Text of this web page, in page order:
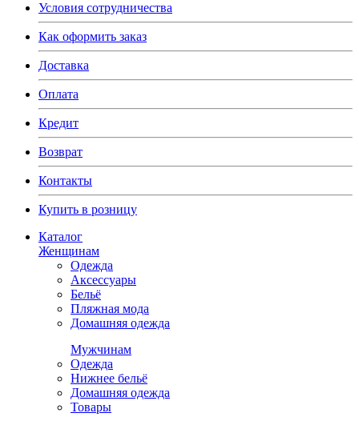
Условия сотрудничества
Как оформить заказ
Доставка
Оплата
Кредит
Возврат
Контакты
Купить в розницу
Каталог
Женщинам
Одежда
Аксессуары
Бельё
Пляжная мода
Домашняя одежда
Мужчинам
Одежда
Нижнее бельё
Домашняя одежда
Товары